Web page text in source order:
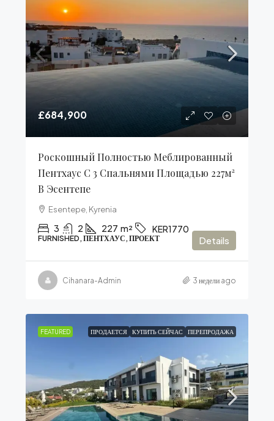
£684,900
Роскошный Полностью Меблированный
Пентхаус С 3 Спальнями Площадью 227м²
В Эсентепе
Esentepe, Kyrenia
3 2 227 m² KER1770
FURNISHED, ПЕНТХАУС, ПРОЕКТ Details
Cihanara-Admin 3 недели ago
FEATURED ПРОДАЕТСЯ КУПИТЬ СЕЙЧАС ПЕРЕПРОДАЖА